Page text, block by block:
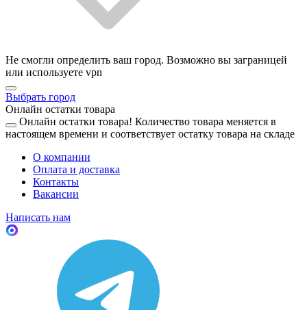
Не смогли определить ваш город. Возможно вы заграницей
или используете vpn
Выбрать город
Онлайн остатки товара
Онлайн остатки товара! Количество товара меняется в
настоящем времени и соответствует остатку товара на складе
О компании
Оплата и доставка
Контакты
Вакансии
Написать нам